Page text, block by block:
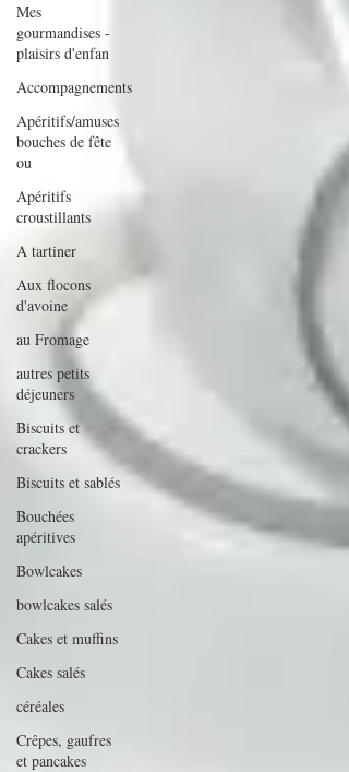
Mes
gourmandises -
plaisirs d'enfan
Accompagnements
Apéritifs/amuses
bouches de fête
ou
Apéritifs
croustillants
A tartiner
Aux flocons
d'avoine
au Fromage
autres petits
déjeuners
Biscuits et
crackers
Biscuits et sablés
Bouchées
apéritives
Bowlcakes
bowlcakes salés
Cakes et muffins
Cakes salés
céréales
Crêpes, gaufres
et pancakes